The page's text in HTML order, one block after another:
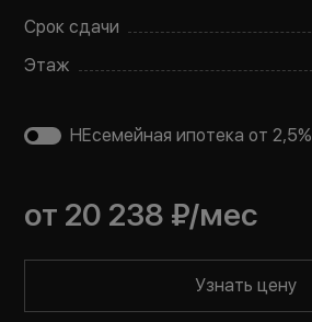
Срок сдачи
Этаж
НЕсемейная ипотека от 2,5%
от 20 238 ₽/мес
Узнать цену